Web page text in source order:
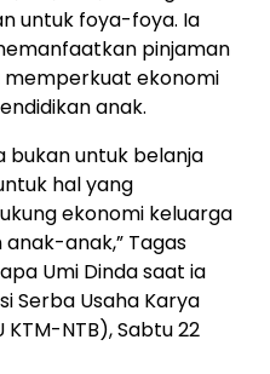
untuk foya-foya. Ia
pinjaman
memperkuat ekonomi
anak.
bukan untuk belanja
hal yang
ekonomi keluarga
anak,” Tagas
Umi Dinda saat ia
Serba Usaha Karya
KTM-NTB), Sabtu 22